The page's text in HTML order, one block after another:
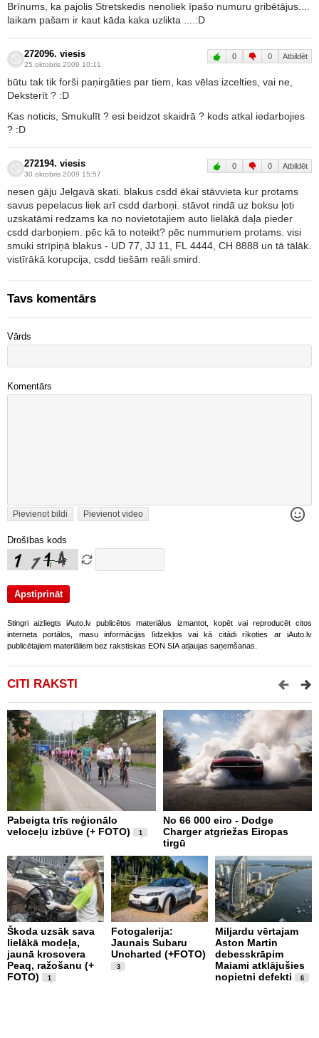
Brīnums, ka pajolis Stretskedis nenoliek īpašo numuru gribētājus....
laikam pašam ir kaut kāda kaka uzlikta ....:D
272096. viesis
25.oktobris 2009 10:11
0 0 Atbildēt
būtu tak tik forši paņirgāties par tiem, kas vēlas izcelties, vai ne,
Deksterīt ? :D
Kas noticis, Smukulīt ? esi beidzot skaidrā ? kods atkal iedarbojies
? :D
272194. viesis
30.oktobris 2009 15:57
0 0 Atbildēt
nesen gāju Jelgavā skati. blakus csdd ēkai stāvvieta kur protams
savus pepelacus liek arī csdd darboņi. stāvot rindā uz boksu ļoti
uzskatāmi redzams ka no novietotajiem auto lielākā daļa pieder
csdd darboņiem. pēc kā to noteikt? pēc nummuriem protams. visi
smuki strīpiņā blakus - UD 77, JJ 11, FL 4444, CH 8888 un tā tālāk.
vistīrākā korupcija, csdd tiešām reāli smird.
Tavs komentārs
Vārds
Komentārs
Pievienot bildi Pievienot video
Drošības kods
Stingri aizliegts iAuto.lv publicētos materiālus izmantot, kopēt vai reproducēt citos
interneta portālos, masu informācijas līdzekļos vai kā citādi rīkoties ar iAuto.lv
publicētajiem materiāliem bez rakstiskas EON SIA atļaujas saņemšanas.
CITI RAKSTI
Pabeigta trīs reģionālo
veloceļu izbūve (+ FOTO)
1
No 66 000 eiro - Dodge
Charger atgriežas Eiropas
tirgū
Škoda uzsāk sava
lielākā modeļa,
jaunā krosovera
Peaq, ražošanu (+
FOTO)
1
Fotogalerija:
Jaunais Subaru
Uncharted (+FOTO)
3
Miljardu vērtajam
Aston Martin
debesskrāpim
Maiami atklājušies
nopietni defekti
6